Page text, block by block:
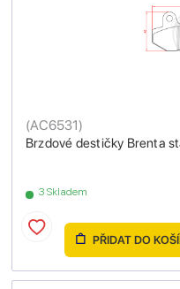
Brzdové destičky Brenta
(AC6531)
3 Skladem
PŘIDAT DO